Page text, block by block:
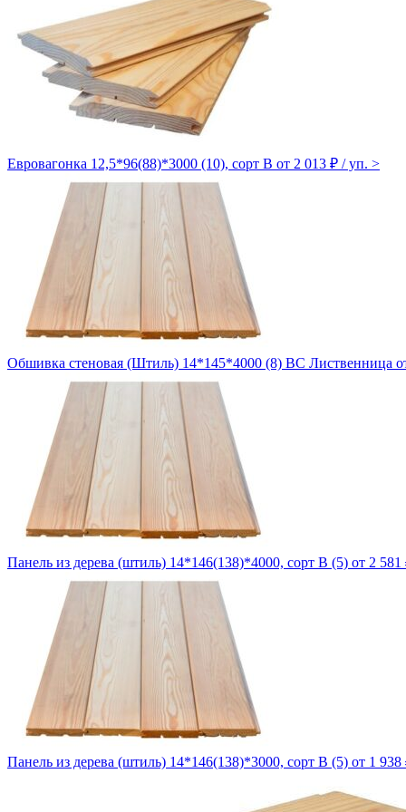
Евровагонка 12,5*96(88)*3000 (10), сорт B от 2 013 ₽ / уп. >
Обшивка стеновая (Штиль) 14*145*4000 (8) ВС Лиственница
Панель из дерева (штиль) 14*146(138)*4000, сорт B (5) от 2 581
Панель из дерева (штиль) 14*146(138)*3000, сорт B (5) от 1 938